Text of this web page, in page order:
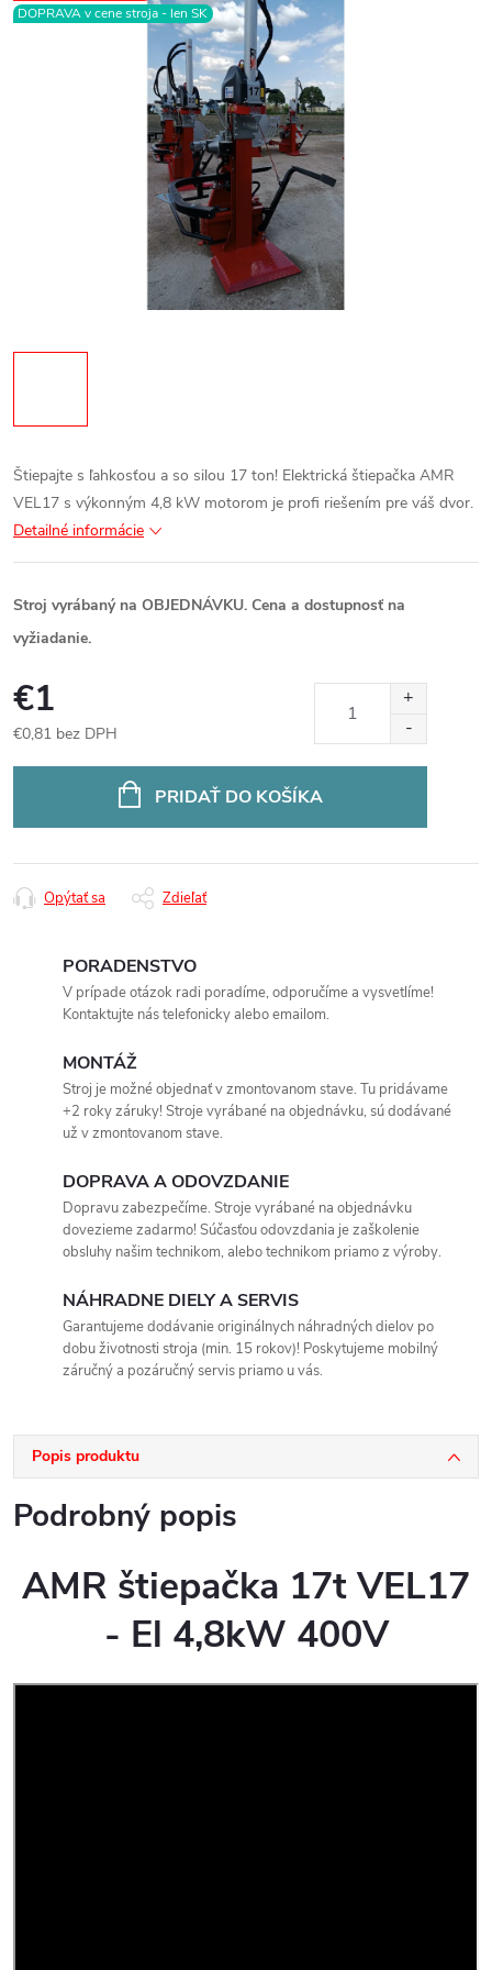
DOPRAVA v cene stroja - len SK
Štiepajte s ľahkosťou a so silou 17 ton! Elektrická štiepačka AMR
VEL17 s výkonným 4,8 kW motorom je profi riešením pre váš dvor.
Detailné informácie
Stroj vyrábaný na OBJEDNÁVKU. Cena a dostupnosť na
vyžiadanie.
€1
€0,81 bez DPH
PRIDAŤ DO KOŠÍKA
Opýtať sa Zdieľať
PORADENSTVO
V prípade otázok radi poradíme, odporučíme a vysvetlíme!
Kontaktujte nás telefonicky alebo emailom.
MONTÁŽ
Stroj je možné objednať v zmontovanom stave. Tu pridávame
+2 roky záruky! Stroje vyrábané na objednávku, sú dodávané
už v zmontovanom stave.
DOPRAVA A ODOVZDANIE
Dopravu zabezpečíme. Stroje vyrábané na objednávku
dovezieme zadarmo! Súčasťou odovzdania je zaškolenie
obsluhy našim technikom, alebo technikom priamo z výroby.
NÁHRADNE DIELY A SERVIS
Garantujeme dodávanie originálnych náhradných dielov po
dobu životnosti stroja (min. 15 rokov)! Poskytujeme mobilný
záručný a pozáručný servis priamo u vás.
Popis produktu
Podrobný popis
AMR štiepačka 17t VEL17
- El 4,8kW 400V